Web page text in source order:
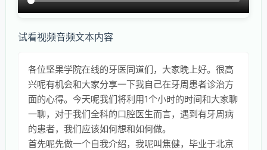
试看视频音频文本内容
各位坚果学院在线的牙医同道们，大家晚上好。很高
兴呢有机会和大家分享一下我自己在牙周患者诊治方
面的心得。今天呢我们将利用1个小时的时间和大家聊
一聊，对于我们全科的口腔医生而言，遇到有牙周病
的患者，我们应该如何想和如何做。
首先呢先做一个自我介绍，我呢叫焦健，毕业于北京